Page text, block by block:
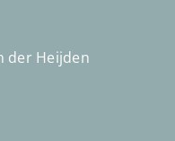
der Heijden